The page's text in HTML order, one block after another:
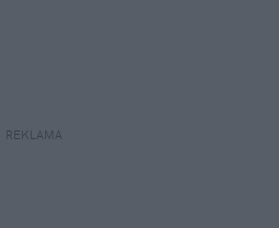
REKLAMA